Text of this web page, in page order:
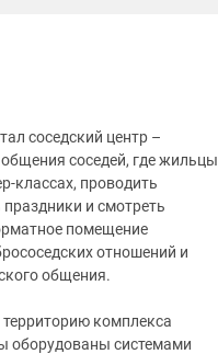
соседский центр –
соседей, где жильцы
классах, проводить
и смотреть
помещение
отношений и
общения.
комплекса
оборудованы системами